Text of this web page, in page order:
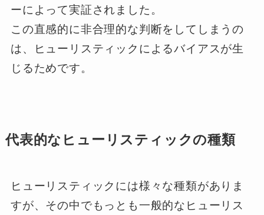
ーによって実証されました。
この直感的に非合理的な判断をしてしまうの
は、ヒューリスティックによるバイアスが生
じるためです。
代表的なヒューリスティックの種類
ヒューリスティックには様々な種類がありま
すが、その中でもっとも一般的なヒューリス